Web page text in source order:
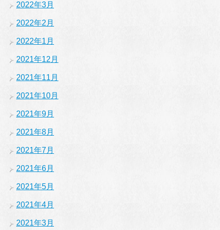
2022年3月
2022年2月
2022年1月
2021年12月
2021年11月
2021年10月
2021年9月
2021年8月
2021年7月
2021年6月
2021年5月
2021年4月
2021年3月